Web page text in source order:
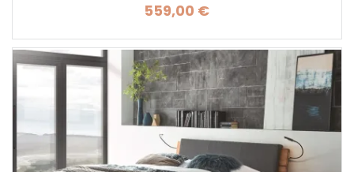
Prix
559,00 €